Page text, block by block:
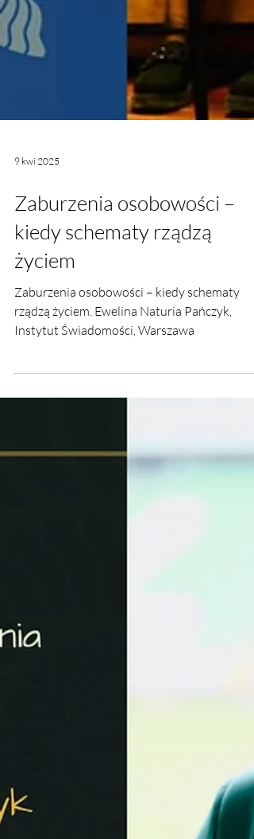
9 kwi 2025
Zaburzenia osobowości –
kiedy schematy rządzą
Zaburzenia osobowości – kiedy schematy